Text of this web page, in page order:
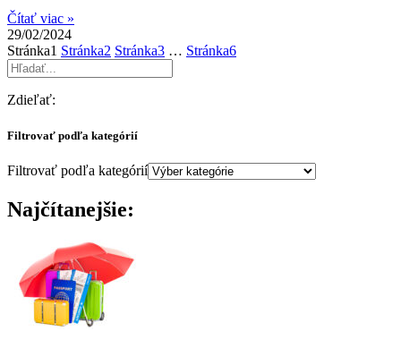
Čítať viac »
29/02/2024
Stránka1 Stránka2 Stránka3 … Stránka6
Zdieľať:
Filtrovať podľa kategórií
Filtrovať podľa kategórií
Najčítanejšie: